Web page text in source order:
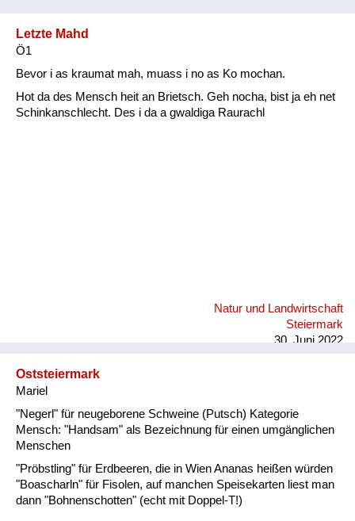
Natur und Landwirtschaft
Fluchen und Reden
Letzte Mahd
Ö1
Bevor i as kraumat mah, muass i no as Ko mochan.
Hot da des Mensch heit an Brietsch. Geh nocha, bist ja eh net
Schinkanschlecht. Des i da a gwaldiga Raurachl
Natur und Landwirtschaft
Steiermark
30. Juni 2022
Oststeiermark
Mariel
"Negerl" für neugeborene Schweine (Putsch) Kategorie
Mensch: "Handsam" als Bezeichnung für einen umgänglichen
Menschen
"Pröbstling" für Erdbeeren, die in Wien Ananas heißen würden
"Boascharln" für Fisolen, auf manchen Speisekarten liest man
dann "Bohnenschotten" (echt mit Doppel-T!)